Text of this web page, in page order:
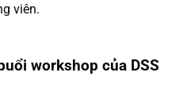
viên.
workshop của DSS